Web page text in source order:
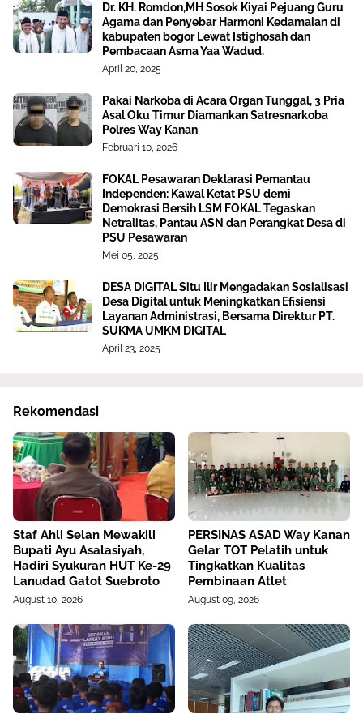
Dr. KH. Romdon,MH Sosok Kiyai Pejuang Guru
Agama dan Penyebar Harmoni Kedamaian di
kabupaten bogor Lewat Istighosah dan
Pembacaan Asma Yaa Wadud.
April 20, 2025
Pakai Narkoba di Acara Organ Tunggal, 3 Pria
Asal Oku Timur Diamankan Satresnarkoba
Polres Way Kanan
Februari 10, 2026
FOKAL Pesawaran Deklarasi Pemantau
Independen: Kawal Ketat PSU demi
Demokrasi Bersih LSM FOKAL Tegaskan
Netralitas, Pantau ASN dan Perangkat Desa di
PSU Pesawaran
Mei 05, 2025
DESA DIGITAL Situ Ilir Mengadakan Sosialisasi
Desa Digital untuk Meningkatkan Efisiensi
Layanan Administrasi, Bersama Direktur PT.
SUKMA UMKM DIGITAL
April 23, 2025
Rekomendasi
Staf Ahli Selan Mewakili
Bupati Ayu Asalasiyah,
Hadiri Syukuran HUT Ke-29
Lanudad Gatot Suebroto
August 10, 2026
PERSINAS ASAD Way Kanan
Gelar TOT Pelatih untuk
Tingkatkan Kualitas
Pembinaan Atlet
August 09, 2026